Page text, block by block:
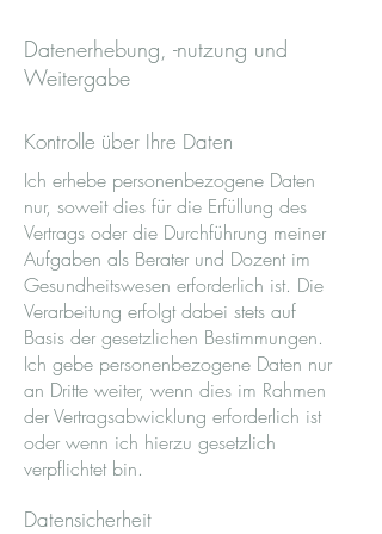
Datenerhebung, -nutzung und
Weitergabe
Kontrolle über Ihre Daten
Ich erhebe personenbezogene Daten
nur, soweit dies für die Erfüllung des
Vertrags oder die Durchführung meiner
Aufgaben als Berater und Dozent im
Gesundheitswesen erforderlich ist. Die
Verarbeitung erfolgt dabei stets auf
Basis der gesetzlichen Bestimmungen.
Ich gebe personenbezogene Daten nur
an Dritte weiter, wenn dies im Rahmen
der Vertragsabwicklung erforderlich ist
oder wenn ich hierzu gesetzlich
verpflichtet bin.
Datensicherheit